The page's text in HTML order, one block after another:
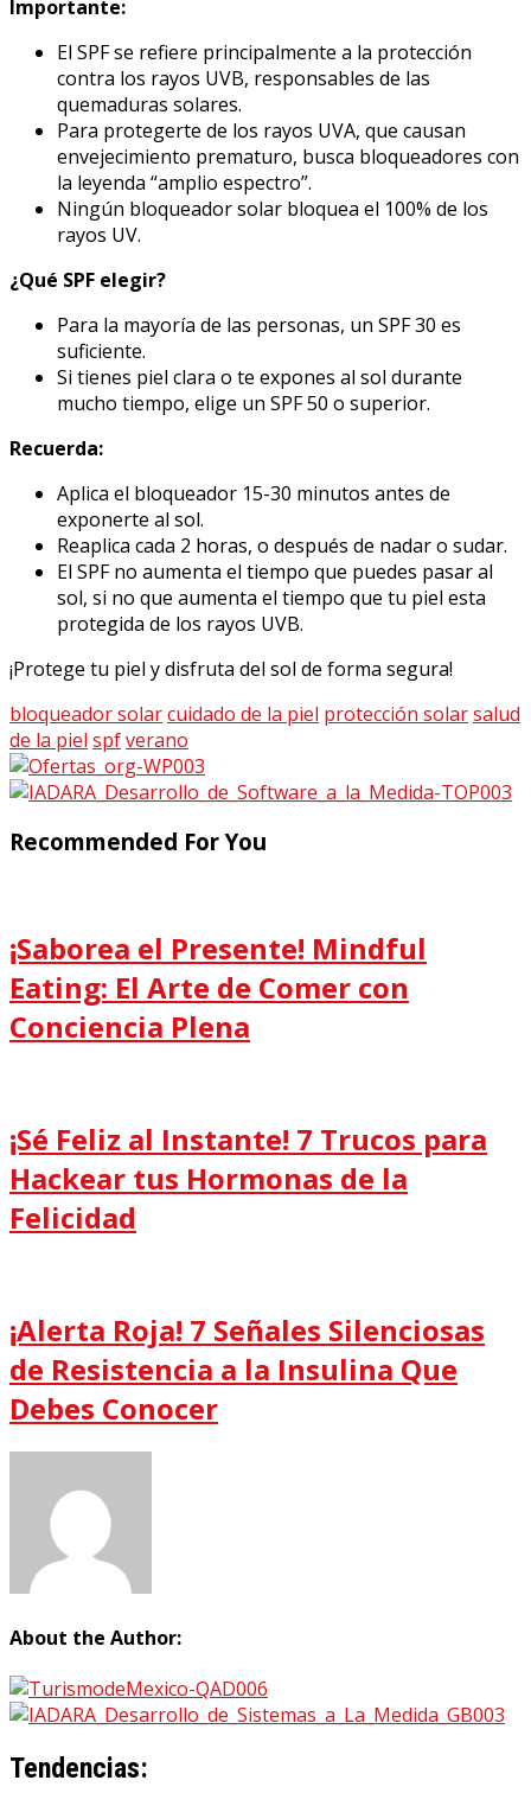
Importante:
El SPF se refiere principalmente a la protección
contra los rayos UVB, responsables de las
quemaduras solares.
Para protegerte de los rayos UVA, que causan
envejecimiento prematuro, busca bloqueadores con
la leyenda “amplio espectro”.
Ningún bloqueador solar bloquea el 100% de los
rayos UV.
¿Qué SPF elegir?
Para la mayoría de las personas, un SPF 30 es
suficiente.
Si tienes piel clara o te expones al sol durante
mucho tiempo, elige un SPF 50 o superior.
Recuerda:
Aplica el bloqueador 15-30 minutos antes de
exponerte al sol.
Reaplica cada 2 horas, o después de nadar o sudar.
El SPF no aumenta el tiempo que puedes pasar al
sol, si no que aumenta el tiempo que tu piel esta
protegida de los rayos UVB.
¡Protege tu piel y disfruta del sol de forma segura!
bloqueador solarcuidado de la piel protección solarsalud
de la piel spfverano
Recommended For You
¡Saborea el Presente! Mindful
Eating: El Arte de Comer con
Conciencia Plena
¡Sé Feliz al Instante! 7 Trucos para
Hackear tus Hormonas de la
Felicidad
¡Alerta Roja! 7 Señales Silenciosas
de Resistencia a la Insulina Que
Debes Conocer
About the Author:
Tendencias: